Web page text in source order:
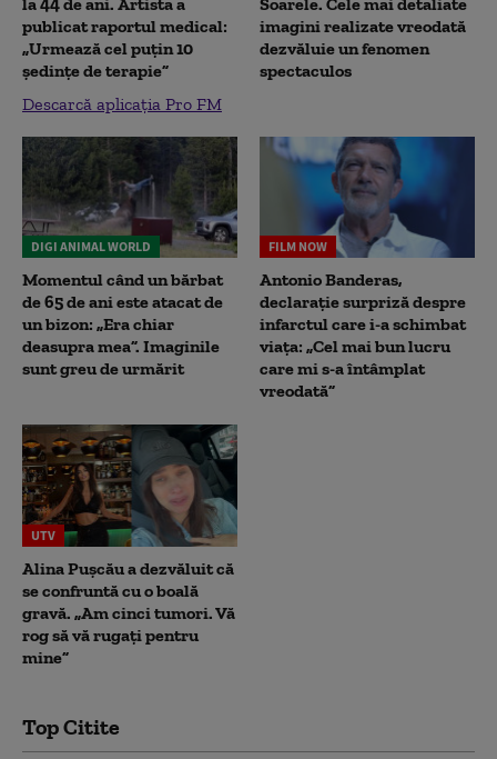
publicat raportul medical:
„Urmează cel puțin 10
ședințe de terapie”
Descarcă aplicația Pro FM
imagini realizate vreodată
dezvăluie un fenomen
spectaculos
DIGI ANIMAL WORLD
Momentul când un bărbat
de 65 de ani este atacat de
un bizon: „Era chiar
deasupra mea”. Imaginile
sunt greu de urmărit
FILM NOW
Antonio Banderas,
declarație surpriză despre
infarctul care i-a schimbat
viața: „Cel mai bun lucru
care mi s-a întâmplat
vreodată”
UTV
Alina Pușcău a dezvăluit că
se confruntă cu o boală
gravă. „Am cinci tumori. Vă
rog să vă rugați pentru
mine”
Top Citite